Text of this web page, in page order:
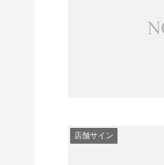
店舗サイン